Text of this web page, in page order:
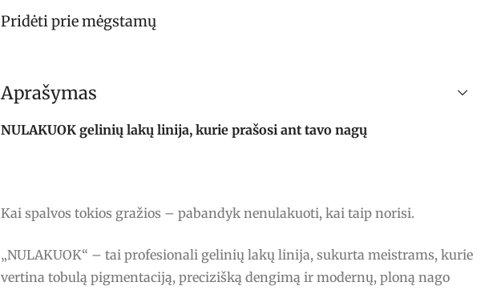
Pridėti prie mėgstamų
Aprašymas
NULAKUOK gelinių lakų linija, kurie prašosi ant tavo nagų
Kai spalvos tokios gražios – pabandyk nenulakuoti, kai taip norisi.
„NULAKUOK“ – tai profesionali gelinių lakų linija, sukurta meistrams, kurie
vertina tobulą pigmentaciją, precizišką dengimą ir modernų, ploną nago